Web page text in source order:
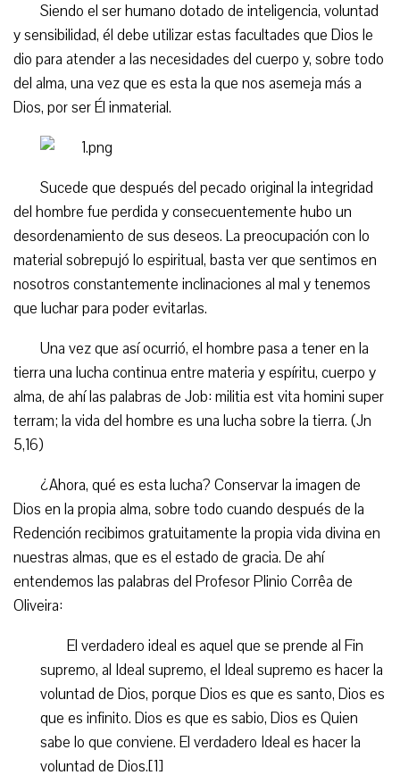
Siendo el ser humano dotado de inteligencia, voluntad
y sensibilidad, él debe utilizar estas facultades que Dios le
dio para atender a las necesidades del cuerpo y, sobre todo
del alma, una vez que es esta la que nos asemeja más a
Dios, por ser Él inmaterial.
Sucede que después del pecado original la integridad
del hombre fue perdida y consecuentemente hubo un
desordenamiento de sus deseos. La preocupación con lo
material sobrepujó lo espiritual, basta ver que sentimos en
nosotros constantemente inclinaciones al mal y tenemos
que luchar para poder evitarlas.
Una vez que así ocurrió, el hombre pasa a tener en la
tierra una lucha continua entre materia y espíritu, cuerpo y
alma, de ahí las palabras de Job: militia est vita homini super
terram; la vida del hombre es una lucha sobre la tierra. (Jn
5,16)
¿Ahora, qué es esta lucha? Conservar la imagen de
Dios en la propia alma, sobre todo cuando después de la
Redención recibimos gratuitamente la propia vida divina en
nuestras almas, que es el estado de gracia. De ahí
entendemos las palabras del Profesor Plinio Corrêa de
Oliveira:
El verdadero ideal es aquel que se prende al Fin
supremo, al Ideal supremo, el Ideal supremo es hacer la
voluntad de Dios, porque Dios es que es santo, Dios es
que es infinito. Dios es que es sabio, Dios es Quien
sabe lo que conviene. El verdadero Ideal es hacer la
voluntad de Dios.[1]